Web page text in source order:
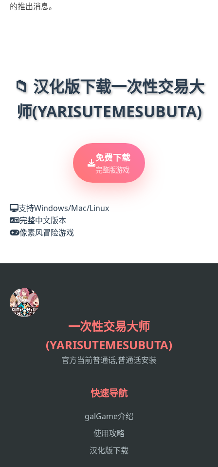
的推出消息。
📁 汉化版下载一次性交易大
师(YARISUTEMESUBUTA)
免费下载
完整版游戏
支持Windows/Mac/Linux
完整中文版本
像素风冒险游戏
一次性交易大师
(YARISUTEMESUBUTA)
官方当前普通话,普通话安装
快速导航
galGame介绍
使用攻略
汉化版下载